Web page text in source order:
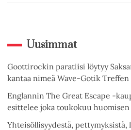
Uusimmat
Goottirockin paratiisi löytyy
kantaa nimeä Wave-Gotik Treffen
Englannin The Great Escape -
esittelee joka toukokuu
Yhteisöllisyydestä, pettymyksistä,